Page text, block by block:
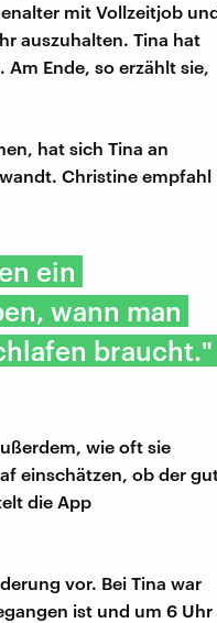
mit Vollzeitjob
auszuhalten. Tina hat
Ende, so erzählt sie,
hat sich Tina an
Christine empfahl
ein
wann man
braucht."
wie oft sie
einschätzen, ob der
die App
vor. Bei Tina war
ist und um 6 Uhr